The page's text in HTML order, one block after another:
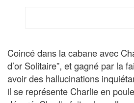
Coincé dans la cabane avec
d’or Solitaire”, et gagné par la
avoir des hallucinations
il se représente Charlie en